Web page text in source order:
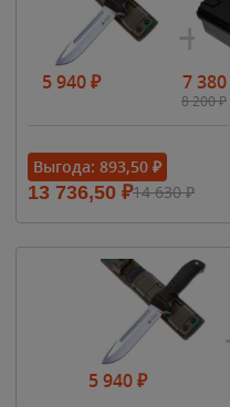
5 940₽ 7 380
8 200₽
Выгода: 893,50 ₽
13 736,50 ₽14 630₽
5 940₽